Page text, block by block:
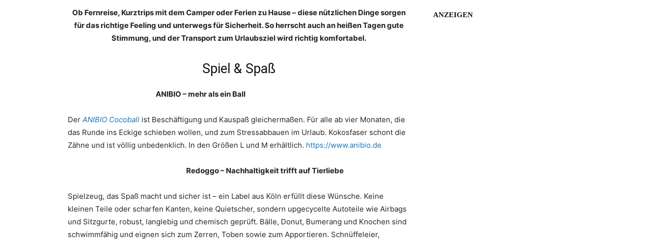
Ob Fernreise, Kurztrips mit dem Camper oder Ferien zu Hause – diese nützlichen Dinge sorgen
für das richtige Feeling und unterwegs für Sicherheit. So herrscht auch an heißen Tagen gute
Stimmung, und der Transport zum Urlaubsziel wird richtig komfortabel.
Spiel & Spaß
ANIBIO – mehr als ein Ball
Der ANIBIO Cocoball ist Beschäftigung und Kauspaß gleichermaßen. Für alle ab vier Monaten, die
das Runde ins Eckige schieben wollen, und zum Stressabbauen im Urlaub. Kokosfaser schont die
Zähne und ist völlig unbedenklich. In den Größen L und M erhältlich. https://www.anibio.de
Redoggo – Nachhaltigkeit trifft auf Tierliebe
Spielzeug, das Spaß macht und sicher ist – ein Label aus Köln erfüllt diese Wünsche. Keine
kleinen Teile oder scharfen Kanten, keine Quietscher, sondern upgecycelte Autoteile wie Airbags
und Sitzgurte, robust, langlebig und chemisch geprüft. Bälle, Donut, Bumerang und Knochen sind
schwimmfähig und eignen sich zum Zerren, Toben sowie zum Apportieren. Schnüffeleier,
ANZEIGEN